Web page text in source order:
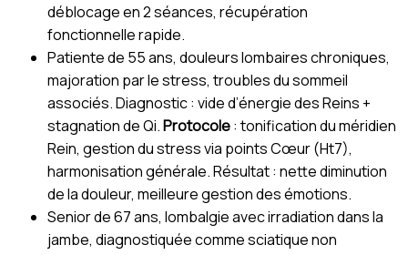
déblocage en 2 séances, récupération
fonctionnelle rapide.
Patiente de 55 ans, douleurs lombaires chroniques,
majoration par le stress, troubles du sommeil
associés. Diagnostic : vide d’énergie des Reins +
stagnation de Qi.Protocole: tonification du méridien
Rein, gestion du stress via points Cœur (Ht7),
harmonisation générale. Résultat : nette diminution
de la douleur, meilleure gestion des émotions.
Senior de 67 ans, lombalgie avec irradiation dans la
jambe, diagnostiquée comme sciatique non